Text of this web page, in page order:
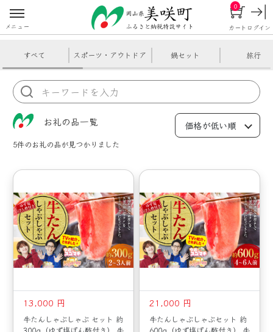
メニュー カート
0
ログイン
すべて スポーツ・アウトドア 鍋セット 旅行
お礼の品一覧
5件のお礼の品が見つかりました
13,000 円
牛たんしゃぶしゃぶ セット 約
21,000 円
牛たんしゃぶしゃぶセット 約